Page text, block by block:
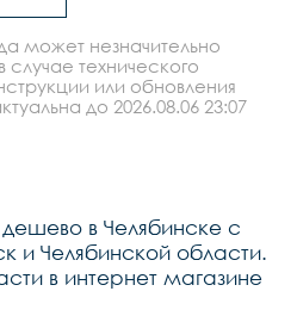
может незначительно
случае технического
или обновления
до 2026.08.06 23:07
дешево в Челябинске с
и Челябинской области.
в интернет магазине